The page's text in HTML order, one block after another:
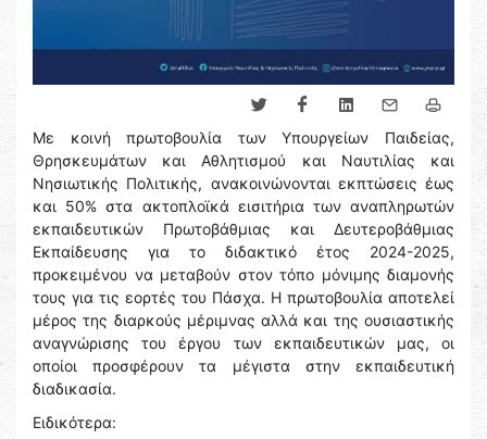
Με κοινή πρωτοβουλία των Υπουργείων Παιδείας,
Θρησκευμάτων και Αθλητισμού και Ναυτιλίας και
Νησιωτικής Πολιτικής, ανακοινώνονται εκπτώσεις έως
και 50% στα ακτοπλοϊκά εισιτήρια των αναπληρωτών
εκπαιδευτικών Πρωτοβάθμιας και Δευτεροβάθμιας
Εκπαίδευσης για το διδακτικό έτος 2024-2025,
προκειμένου να μεταβούν στον τόπο μόνιμης διαμονής
τους για τις εορτές του Πάσχα. Η πρωτοβουλία αποτελεί
μέρος της διαρκούς μέριμνας αλλά και της ουσιαστικής
αναγνώρισης του έργου των εκπαιδευτικών μας, οι
οποίοι προσφέρουν τα μέγιστα στην εκπαιδευτική
διαδικασία.
Ειδικότερα: